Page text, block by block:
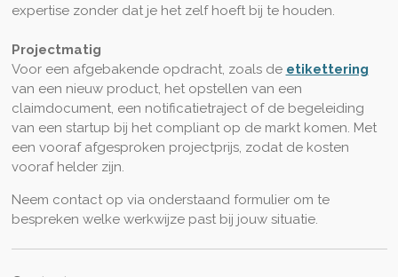
expertise zonder dat je het zelf hoeft bij te houden.
Projectmatig
Voor een afgebakende opdracht, zoals de etikettering
van een nieuw product, het opstellen van een
claimdocument, een notificatietraject of de begeleiding
van een startup bij het compliant op de markt komen. Met
een vooraf afgesproken projectprijs, zodat de kosten
vooraf helder zijn.
Neem contact op via onderstaand formulier om te
bespreken welke werkwijze past bij jouw situatie.